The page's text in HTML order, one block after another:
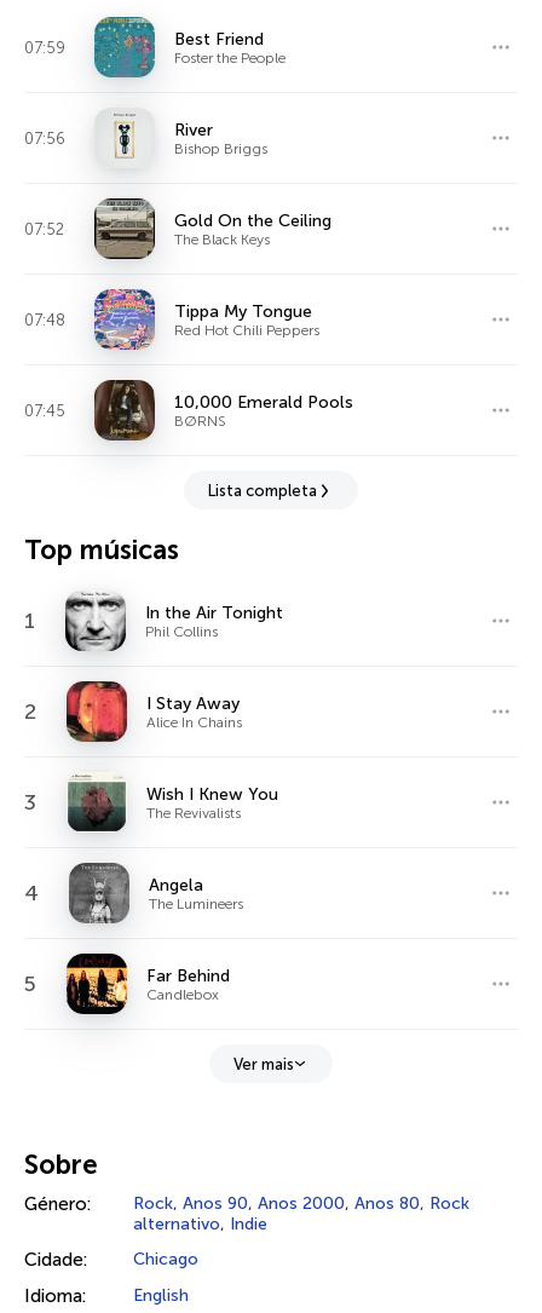
07:59 Best Friend
Foster the People
07:56 River
Bishop Briggs
07:52 Gold On the Ceiling
The Black Keys
07:48 Tippa My Tongue
Red Hot Chili Peppers
07:45 10,000 Emerald Pools
BØRNS
Lista completa
Top músicas
1 In the Air Tonight
Phil Collins
2 I Stay Away
Alice In Chains
3 Wish I Knew You
The Revivalists
4 Angela
The Lumineers
5 Far Behind
Candlebox
Ver mais
Sobre
Género: Rock, Anos 90, Anos 2000, Anos 80, Rock
alternativo, Indie
Cidade: Chicago
Idioma: English